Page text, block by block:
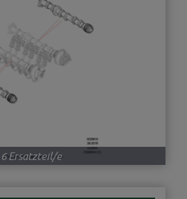
6 Ersatzteil/e